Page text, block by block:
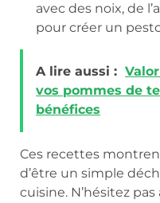
avec des noix, de
pour créer un
A lire aussi :
vos pommes de
bénéfices
Ces recettes
d’être un simple
cuisine. N’hésitez